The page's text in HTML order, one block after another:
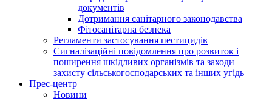
документів
Дотримання санітарного законодавства
Фітосанітарна безпека
Регламенти застосування пестицидів
Сигналізаційні повідомлення про розвиток і
поширення шкідливих організмів та заходи
захисту сільськогосподарських та інших угідь
Прес-центр
Новини